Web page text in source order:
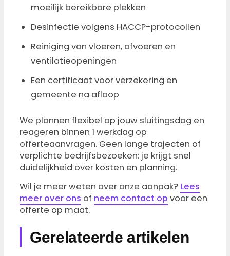
moeilijk bereikbare plekken
Desinfectie volgens HACCP-protocollen
Reiniging van vloeren, afvoeren en
ventilatieopeningen
Een certificaat voor verzekering en
gemeente na afloop
We plannen flexibel op jouw sluitingsdag en
reageren binnen 1 werkdag op
offerteaanvragen. Geen lange trajecten of
verplichte bedrijfsbezoeken: je krijgt snel
duidelijkheid over kosten en planning.
Wil je meer weten over onze aanpak? Lees
meer over ons of neem contact op voor een
offerte op maat.
Gerelateerde artikelen